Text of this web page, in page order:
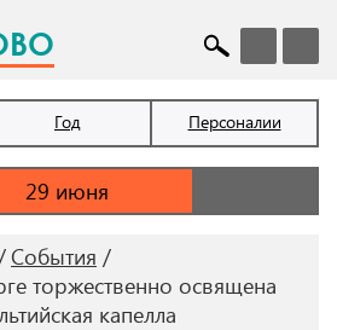
Год Персоналии
События
торжественно освящена
капелла